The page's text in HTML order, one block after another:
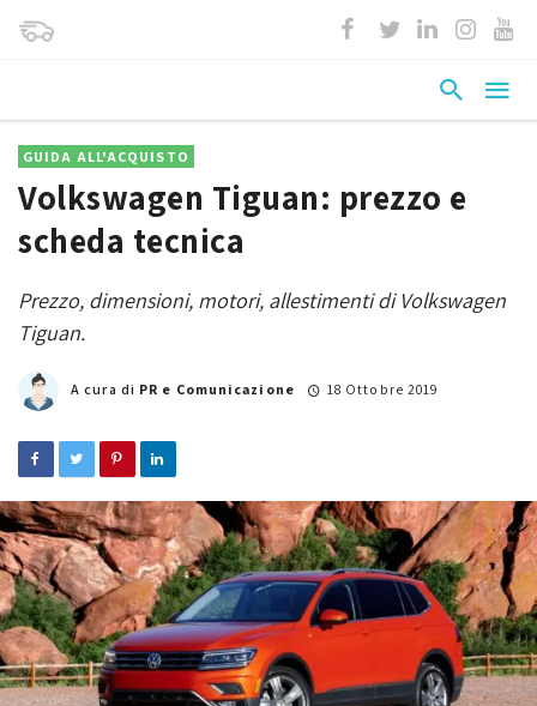
GUIDA ALL'ACQUISTO
Volkswagen Tiguan: prezzo e
scheda tecnica
Prezzo, dimensioni, motori, allestimenti di Volkswagen
Tiguan.
A cura di PR e Comunicazione 18 Ottobre 2019